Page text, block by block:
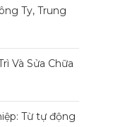
Ty, Trung
Và Sửa Chữa
Từ tự động